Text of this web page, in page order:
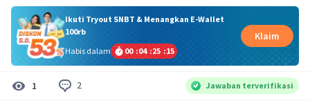
Ikuti Tryout SNBT & Menangkan E-Wallet
100rb
Habis dalam
00 :04 :25 :15
Klaim
1 2 Jawaban terverifikasi